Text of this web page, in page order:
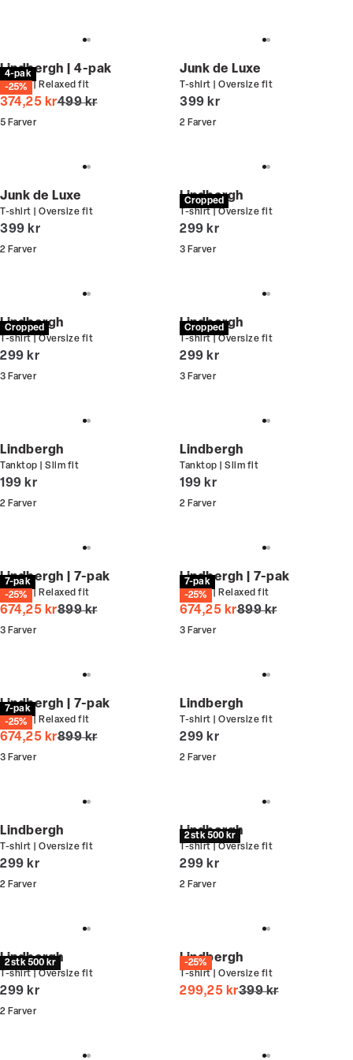
4-pak
-25%
Lindbergh | 4-pak
T-shirt | Relaxed fit
374,25 krI alt (uden rabat)
499 kr
5 Farver
Junk de Luxe
T-shirt | Oversize fit
I alt (inkl. rabat)
399 kr
2 Farver
Junk de Luxe
T-shirt | Oversize fit
I alt (inkl. rabat)
399 kr
2 Farver
Cropped
Lindbergh
T-shirt | Oversize fit
I alt (inkl. rabat)
299 kr
3 Farver
Cropped
Lindbergh
T-shirt | Oversize fit
I alt (inkl. rabat)
299 kr
3 Farver
Cropped
Lindbergh
T-shirt | Oversize fit
I alt (inkl. rabat)
299 kr
3 Farver
Lindbergh
Tanktop | Slim fit
I alt (inkl. rabat)
199 kr
2 Farver
Lindbergh
Tanktop | Slim fit
I alt (inkl. rabat)
199 kr
2 Farver
7-pak
-25%
Lindbergh | 7-pak
T-shirt | Relaxed fit
674,25 krI alt (uden rabat)
899 kr
3 Farver
7-pak
-25%
Lindbergh | 7-pak
T-shirt | Relaxed fit
674,25 krI alt (uden rabat)
899 kr
3 Farver
7-pak
-25%
Lindbergh | 7-pak
T-shirt | Relaxed fit
674,25 krI alt (uden rabat)
899 kr
3 Farver
Lindbergh
T-shirt | Oversize fit
I alt (inkl. rabat)
299 kr
2 Farver
Lindbergh
T-shirt | Oversize fit
I alt (inkl. rabat)
299 kr
2 Farver
2 stk 500 kr
Lindbergh
T-shirt | Oversize fit
I alt (inkl. rabat)
299 kr
2 Farver
2 stk 500 kr
Lindbergh
T-shirt | Oversize fit
I alt (inkl. rabat)
299 kr
2 Farver
-25%
Lindbergh
T-shirt | Oversize fit
299,25 krI alt (uden rabat)
399 kr